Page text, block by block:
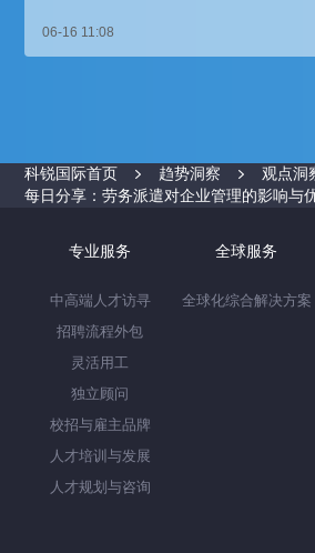
06-16 11:08
科锐国际首页 趋势洞察
观点洞
每日分享：劳务派遣对企业管理的影响与
专业服务
中高端人才访寻
招聘流程外包
灵活用工
独立顾问
校招与雇主品牌
人才培训与发展
人才规划与咨询
全球服务
全球化综合解决方案